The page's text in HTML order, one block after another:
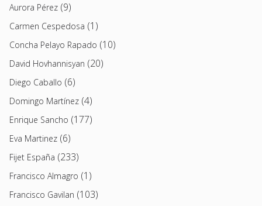
Aurora Pérez (9)
Carmen Cespedosa (1)
Concha Pelayo Rapado (10)
David Hovhannisyan (20)
Diego Caballo (6)
Domingo Martínez (4)
Enrique Sancho (177)
Eva Martinez (6)
Fijet España (233)
Francisco Almagro (1)
Francisco Gavilan (103)